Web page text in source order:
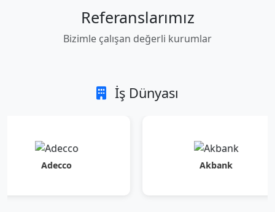
Referanslarımız
Bizimle çalışan değerli kurumlar
İş Dünyası
Adecco Akbank